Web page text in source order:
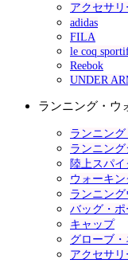
アクセサリ
adidas
FILA
le coq
Reebok
UNDER
ランニング・ウ
ランニン
ランニン
陸上スパイ
ウォーキ
ランニング
バッグ・ポ
キャップ
グローブ
アクセサ